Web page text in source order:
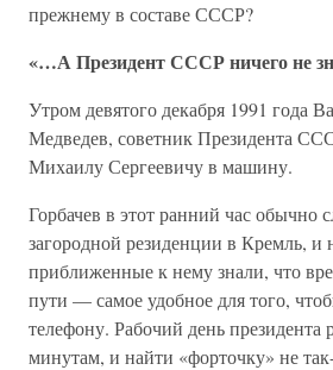
прежнему в составе СССР?
«…А Президент СССР ничего не
Утром девятого декабря 1991 года
Медведев, советник Президента
Михаилу Сергеевичу в машину.
Горбачев в этот ранний час обычно
загородной резиденции в Кремль, и
приближенные к нему знали, что
пути — самое удобное для того,
телефону. Рабочий день президента
минутам, и найти «форточку» не